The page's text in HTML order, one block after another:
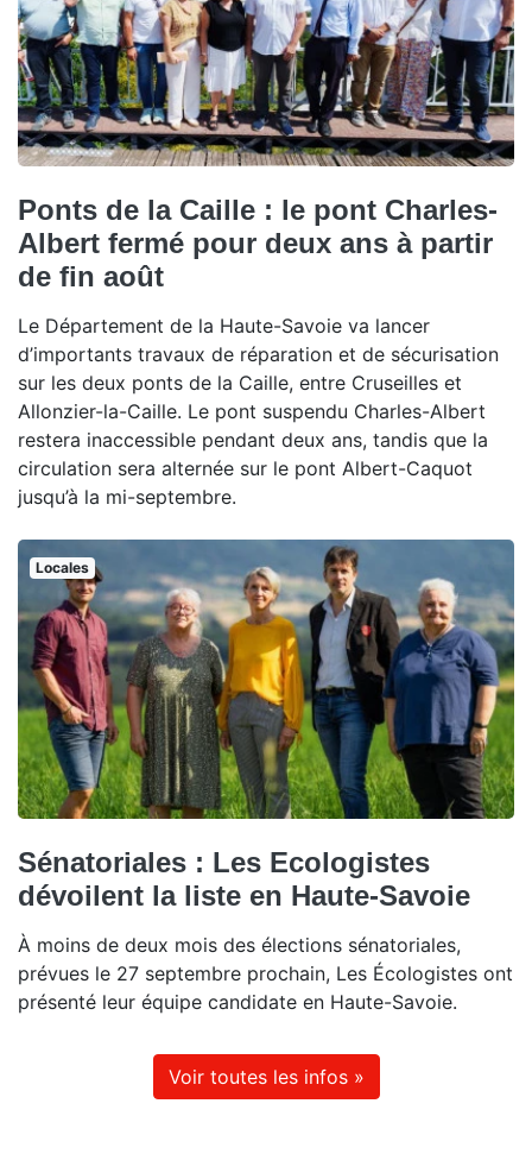
Ponts de la Caille : le pont Charles-
Albert fermé pour deux ans à partir
de fin août
Le Département de la Haute-Savoie va lancer
d’importants travaux de réparation et de sécurisation
sur les deux ponts de la Caille, entre Cruseilles et
Allonzier-la-Caille. Le pont suspendu Charles-Albert
restera inaccessible pendant deux ans, tandis que la
circulation sera alternée sur le pont Albert-Caquot
jusqu’à la mi-septembre.
Locales
Sénatoriales : Les Ecologistes
dévoilent la liste en Haute-Savoie
À moins de deux mois des élections sénatoriales,
prévues le 27 septembre prochain, Les Écologistes ont
présenté leur équipe candidate en Haute-Savoie.
Voir toutes les infos »